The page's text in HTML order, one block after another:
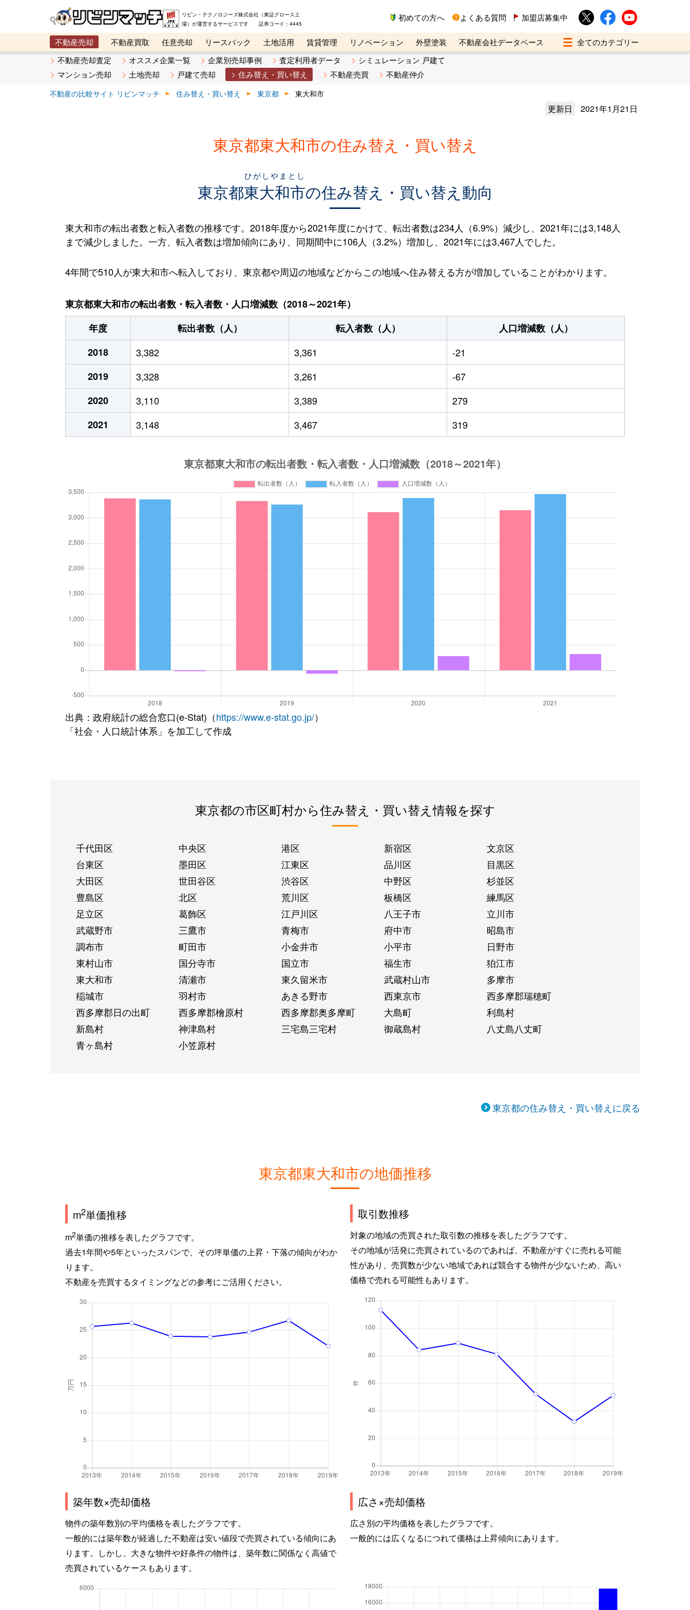
リビン・テクノロジーズ株式会社（東証グロース上
場）が運営するサービスです 証券コード：4445
初めての方へ よくある質問 加盟店募集中
不動産売却 不動産買取 任意売却 リースバック 土地活用 賃貸管理 リノベーション 外壁塗装
不動産会社データベース
メタ住宅展示場
ベスト不動産カンパニー オンライン講座 リビンマガジンBiz 不動産売却ご相談デスク
不動産売却査定 オススメ企業一覧 企業別売却事例 査定利用者データ
シミュレーション 戸建て
マンション売却
土地売却 戸建て売却 住み替え・買い替え 不動産売買 不動産仲介
不動産の比較サイト リビンマッチ 住み替え・買い替え 東京都 東大和市
更新日 2021年1月21日
東京都東大和市の住み替え・買い替え
東京都東大和市
ひがしやまとし
の住み替え・買い替え動向
東大和市の転出者数と転入者数の推移です。2018年度から2021年度にかけて、転出者数は234人（6.9%）減少し、2021年には3,148人
まで減少しました。一方、転入者数は増加傾向にあり、同期間中に106人（3.2%）増加し、2021年には3,467人でした。
4年間で510人が東大和市へ転入しており、東京都や周辺の地域などからこの地域へ住み替える方が増加していることがわかります。
東京都東大和市の転出者数・転入者数・人口増減数（2018～2021年）
年度
転出者数（人） 転入者数（人）
人口増減数（人）
2018
3,382 3,361
-21
2019
3,328 3,261
-67
2020
3,110 3,389
279
2021
3,148 3,467 319
出典：政府統計の総合窓口(e-Stat)（https://www.e-stat.go.jp/）
「社会・人口統計体系」を加工して作成
東京都の市区町村から住み替え・買い替え情報を探す
千代田区 中央区 港区 新宿区
文京区
台東区
墨田区 江東区 品川区
目黒区
大田区
世田谷区 渋谷区 中野区
杉並区
豊島区
北区 荒川区 板橋区
練馬区
足立区
葛飾区 江戸川区 八王子市
立川市
武蔵野市
三鷹市 青梅市 府中市
昭島市
調布市
町田市 小金井市 小平市
日野市
東村山市
国分寺市 国立市 福生市
狛江市
東大和市
清瀬市 東久留米市 武蔵村山市
多摩市
稲城市
羽村市 あきる野市 西東京市
西多摩郡瑞穂町
西多摩郡日の出町
西多摩郡檜原村 西多摩郡奥多摩町 大島町
利島村
新島村
神津島村 三宅島三宅村 御蔵島村
八丈島八丈町
青ヶ島村
小笠原村
東京都の住み替え・買い替えに戻る
東京都東大和市の地価推移
m2単価推移
m2単価の推移を表したグラフです。
過去1年間や5年といったスパンで、その坪単価の上昇・下落の傾向がわか
ります。
不動産を売買するタイミングなどの参考にご活用ください。
取引数推移
対象の地域の売買された取引数の推移を表したグラフです。
その地域が活発に売買されているのであれば、不動産がすぐに売れる可能
性があり、売買数が少ない地域であれば競合する物件が少ないため、高い
価格で売れる可能性もあります。
築年数×売却価格
物件の築年数別の平均価格を表したグラフです。
一般的には築年数が経過した不動産は安い値段で売買されている傾向にあ
ります。しかし、大きな物件や好条件の物件は、築年数に関係なく高値で
売買されているケースもあります。
広さ×売却価格
広さ別の平均価格を表したグラフです。
一般的には広くなるにつれて価格は上昇傾向にあります。